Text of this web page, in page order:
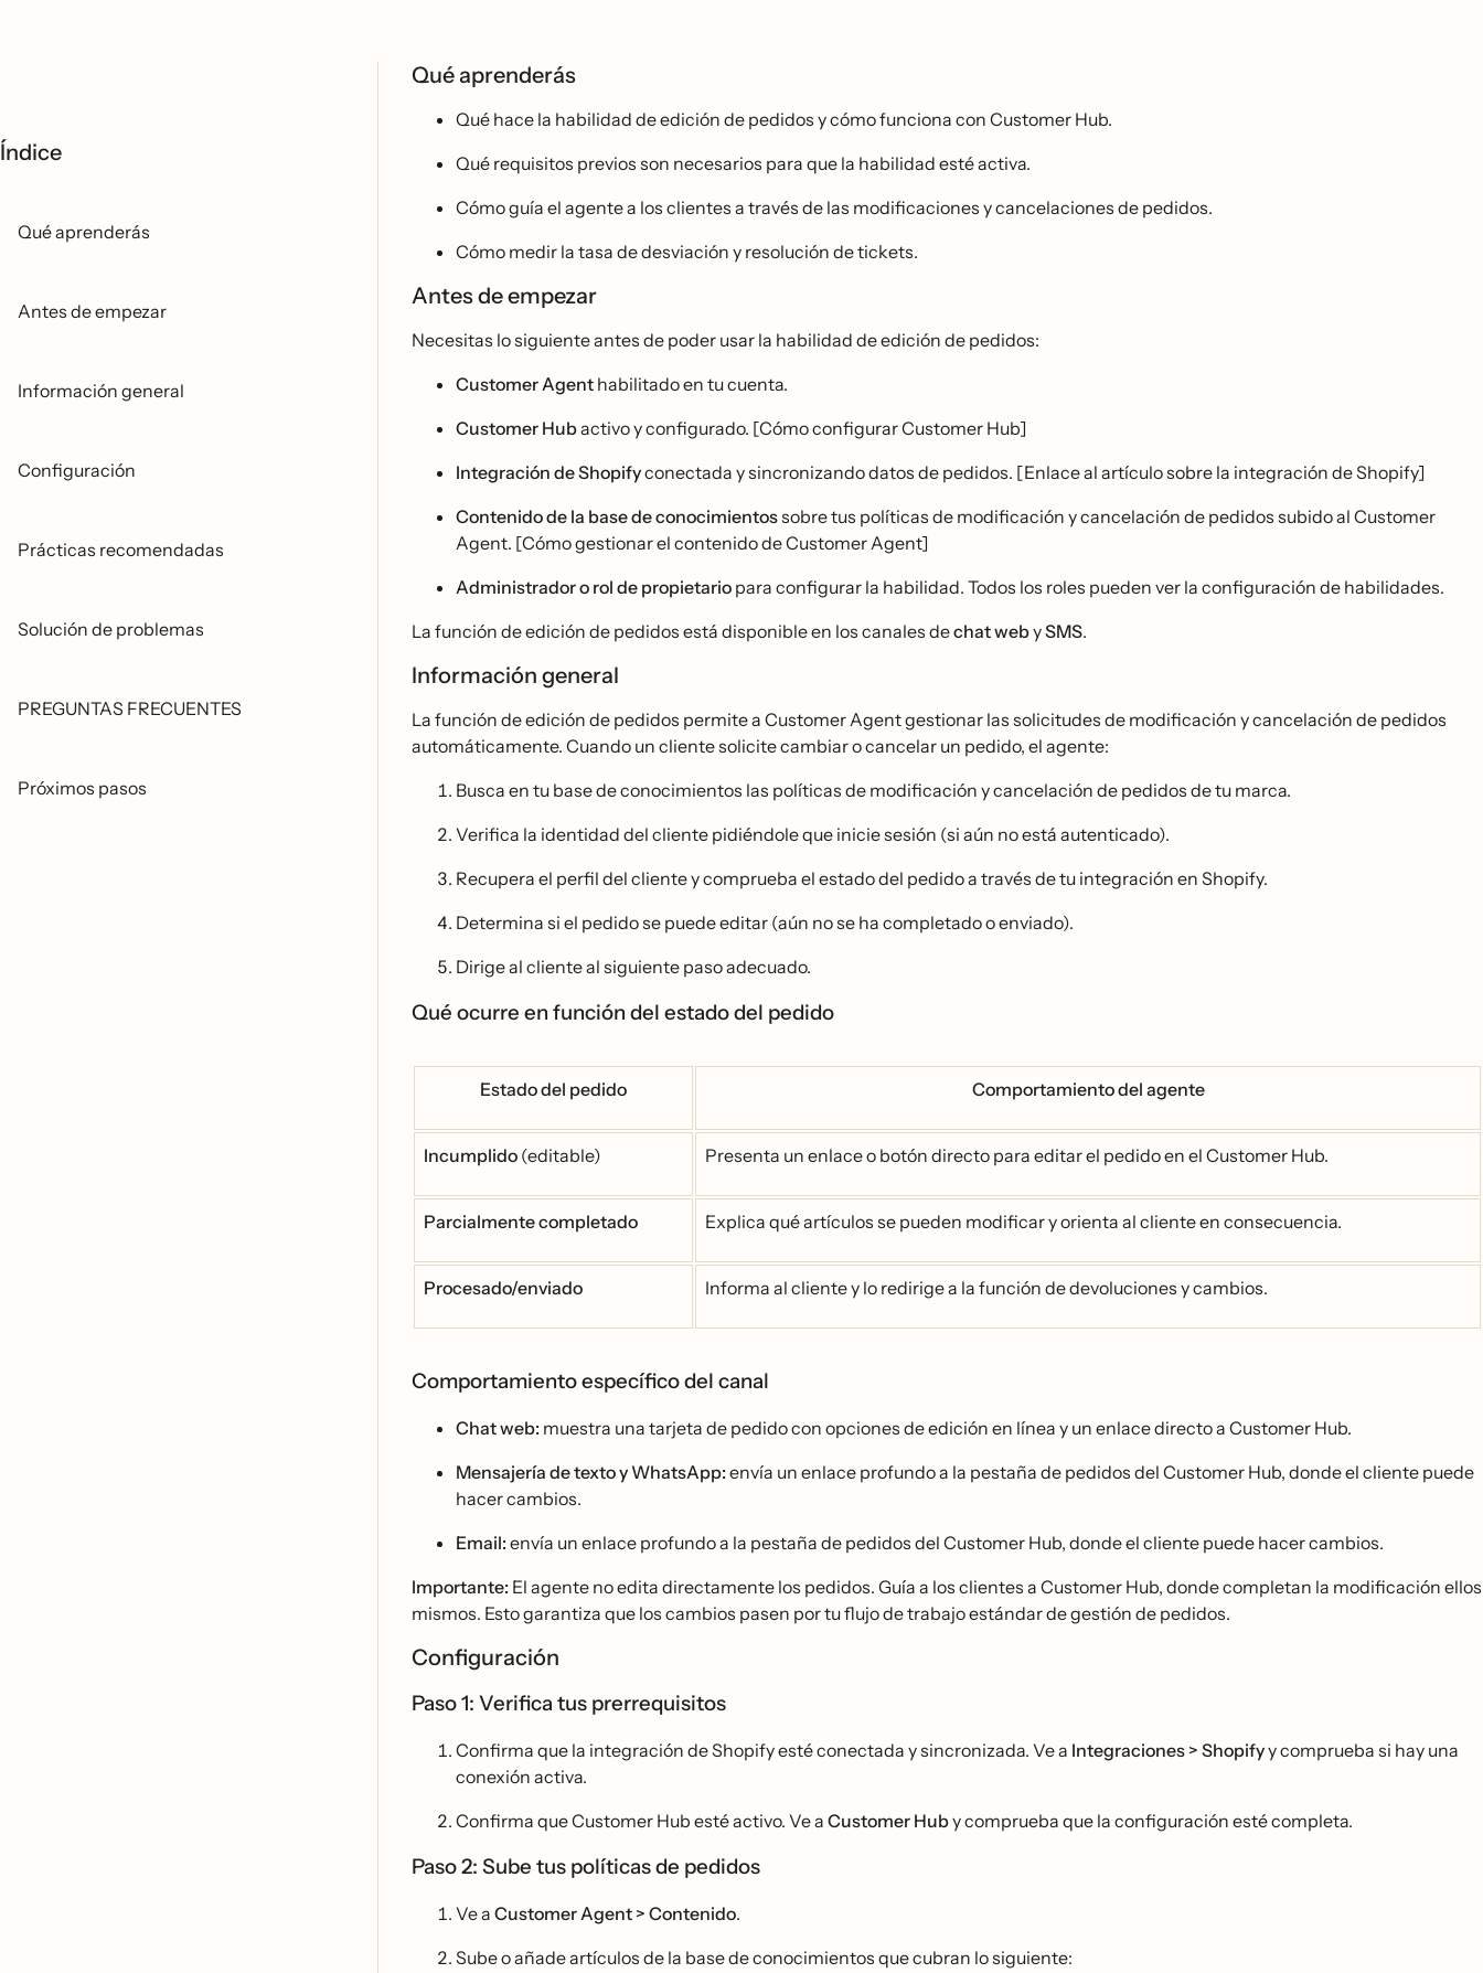
Índice
Qué aprenderás
Antes de empezar
Información general
Configuración
Prácticas recomendadas
Solución de problemas
PREGUNTAS FRECUENTES
Próximos pasos
Qué aprenderás
Qué hace la habilidad de edición de pedidos y cómo funciona con Customer Hub.
Qué requisitos previos son necesarios para que la habilidad esté activa.
Cómo guía el agente a los clientes a través de las modificaciones y cancelaciones de pedidos.
Cómo medir la tasa de desviación y resolución de tickets.
Antes de empezar
Necesitas lo siguiente antes de poder usar la habilidad de edición de pedidos:
Customer Agent habilitado en tu cuenta.
Customer Hubactivo y configurado. [Cómo configurar Customer Hub]
Integración de Shopifyconectada y sincronizando datos de pedidos. [Enlace al artículo sobre la integración de Shopify]
Contenido de la base de conocimientossobre tus políticas de modificación y cancelación de pedidos subido al Customer
Agent. [Cómo gestionar el contenido de Customer Agent]
Administrador o rol de propietario para configurar la habilidad. Todos los roles pueden ver la configuración de habilidades.
La función de edición de pedidos está disponible en los canales dechat webySMS.
Información general
La función de edición de pedidos permite a Customer Agent gestionar las solicitudes de modificación y cancelación de pedidos
automáticamente. Cuando un cliente solicite cambiar o cancelar un pedido, el agente:
Busca en tu base de conocimientos las políticas de modificación y cancelación de pedidos de tu marca.
Verifica la identidad del cliente pidiéndole que inicie sesión (si aún no está autenticado).
Recupera el perfil del cliente y comprueba el estado del pedido a través de tu integración en Shopify.
Determina si el pedido se puede editar (aún no se ha completado o enviado).
Dirige al cliente al siguiente paso adecuado.
Qué ocurre en función del estado del pedido
Estado del pedido Comportamiento del agente
Incumplido (editable) Presenta un enlace o botón directo para editar el pedido en el Customer Hub.
Parcialmente completado Explica qué artículos se pueden modificar y orienta al cliente en consecuencia.
Procesado/enviado Informa al cliente y lo redirige a la función de devoluciones y cambios.
Comportamiento específico del canal
Chat web: muestra una tarjeta de pedido con opciones de edición en línea y un enlace directo a Customer Hub.
Mensajería de texto y WhatsApp:envía un enlace profundo a la pestaña de pedidos del Customer Hub, donde el cliente puede
hacer cambios.
Email:envía un enlace profundo a la pestaña de pedidos del Customer Hub, donde el cliente puede hacer cambios.
Importante: El agente no edita directamente los pedidos. Guía a los clientes a Customer Hub, donde completan la modificación ellos
mismos. Esto garantiza que los cambios pasen por tu flujo de trabajo estándar de gestión de pedidos.
Configuración
Paso 1: Verifica tus prerrequisitos
Confirma que la integración de Shopify esté conectada y sincronizada. Ve a Integraciones > Shopifyy comprueba si hay una
conexión activa.
Confirma que Customer Hub esté activo. Ve a Customer Huby comprueba que la configuración esté completa.
Paso 2: Sube tus políticas de pedidos
Ve a Customer Agent > Contenido.
Sube o añade artículos de la base de conocimientos que cubran lo siguiente: